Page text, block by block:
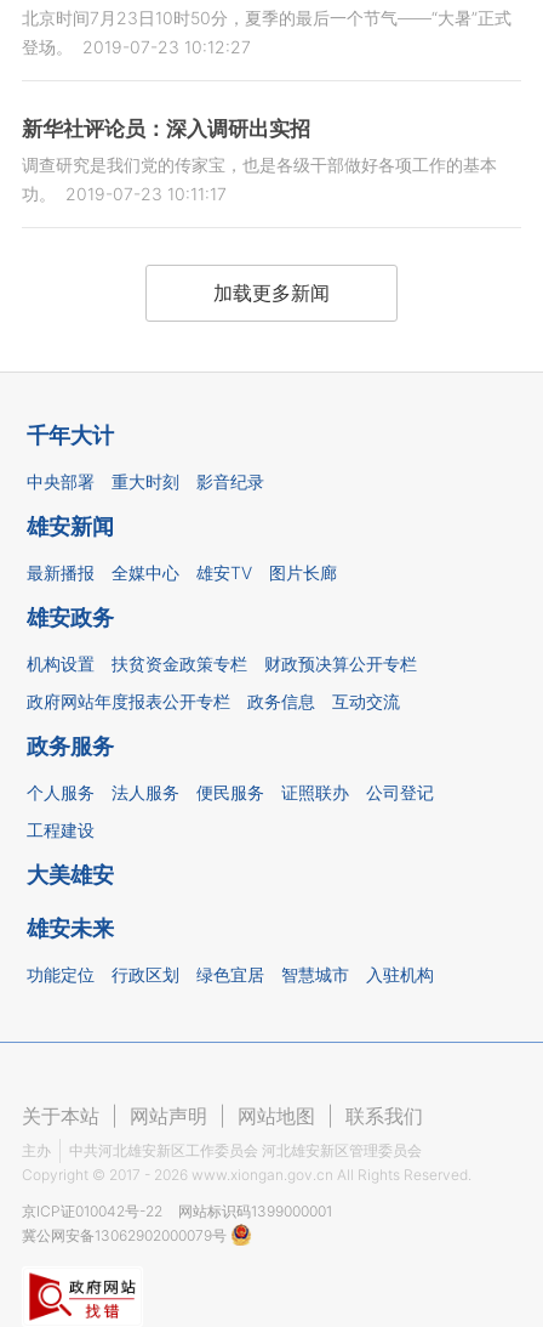
北京时间7月23日10时50分，夏季的最后一个节气——“大暑”正式
登场。
2019-07-23 10:12:27
新华社评论员：深入调研出实招
调查研究是我们党的传家宝，也是各级干部做好各项工作的基本
功。
2019-07-23 10:11:17
加载更多新闻
千年大计
中央部署 重大时刻 影音纪录
雄安新闻
最新播报 全媒中心 雄安TV 图片长廊
雄安政务
机构设置 扶贫资金政策专栏
财政预决算公开专栏
政府网站年度报表公开专栏
政务信息 互动交流
政务服务
个人服务 法人服务 便民服务 证照联办
公司登记
工程建设
大美雄安
雄安未来
功能定位 行政区划 绿色宜居 智慧城市 入驻机构
关于本站 网站声明 网站地图 联系我们
主办
中共河北雄安新区工作委员会 河北雄安新区管理委员会
Copyright © 2017 - 2026 www.xiongan.gov.cn All Rights Reserved.
京ICP证010042号-22
网站标识码1399000001
冀公网安备13062902000079号